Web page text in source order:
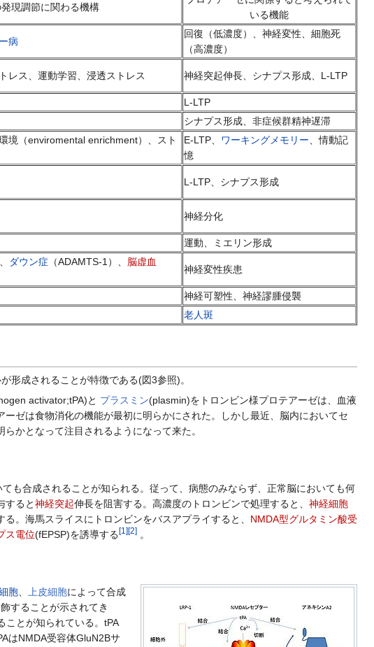
現調節に関わる機構
いる機能
病
回復（低濃度）、神経変性、細胞死
（高濃度）
レス、運動学習、浸透ストレス 神経突起伸長、シナプス形成、L-LTP
L-LTP
シナプス形成、非症候群精神遅滞
境（enviromental enrichment）、スト
E-LTP、 ワーキングメモリー 、情動記
憶
L-LTP、シナプス形成
神経分化
運動、ミエリン形成
ダウン症 （ADAMTS-1）、 脳虚血
神経変性疾患
神経可塑性、神経謬腫侵襲
老人斑
形成されることが特徴である(図3参照)。
activator;tPA)と プラスミン(plasmin)をトロンビン様プロテアーゼは、血液
ーゼは食物消化の機能が最初に明らかにされた。しかし最近、脳内においてセ
かとなって注目されるようになって来た。
も合成されることが知られる。従って、病態のみならず、正常脳においても何
すると神経突起伸長を阻害する。高濃度のトロンビンで処理すると、 神経細胞
。海馬スライスにトロンビンをバスアプライすると、 NMDA型グルタミン酸受
ス電位(fEPSP)を誘導する [1 ][2] 。
胞、 上皮細胞によって合成
することが示されてき
ことが知られている。tPA
はNMDA受容体GluN2Bサ